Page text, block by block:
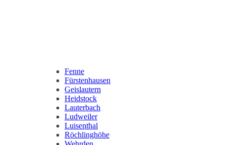
Fenne
Fürstenhausen
Geislautern
Heidstock
Lauterbach
Ludweiler
Luisenthal
Röchlinghöhe